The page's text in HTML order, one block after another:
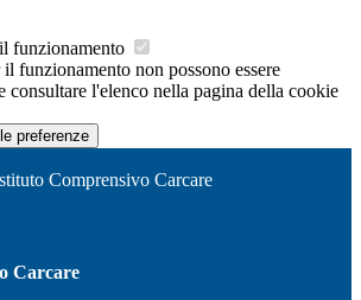
funzionamento
funzionamento non possono essere
consultare l'elenco nella pagina della cookie
preferenze
Comprensivo Carcare
Carcare